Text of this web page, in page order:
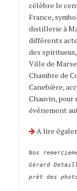
célèbre le
France,
distillerie à
différents
des
Ville de
Chambre de
Canebière,
Chauvin, pour
événement
A lire
Nos
Gérard
prêt des